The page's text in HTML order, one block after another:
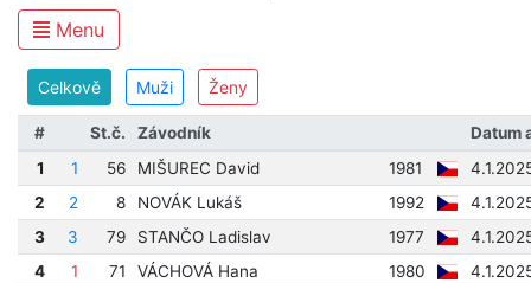
Menu
Celkově Muži Ženy
# St.č. Závodník
Datum
1
1 56 MIŠUREC David 1981
2
2 8 NOVÁK Lukáš 1992
3
3 79 STANČO Ladislav 1977
4
1 71 VÁCHOVÁ Hana 1980